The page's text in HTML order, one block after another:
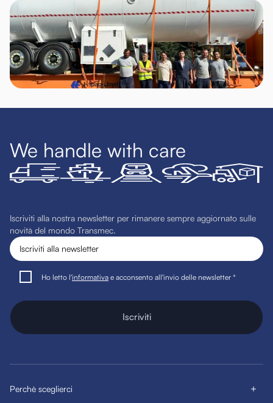
We handle with care
Iscriviti alla nostra newsletter per rimanere sempre aggiornato sulle
novità del mondo Transmec.
Ho letto l'informativa e acconsento all'invio delle newsletter *
Iscriviti
Perchè sceglierci